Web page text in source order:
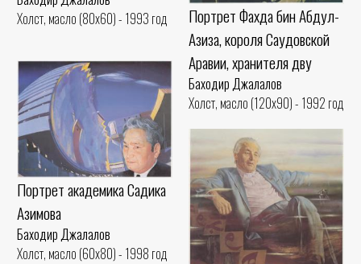
Холст, масло (80x60) - 1993 год
Портрет Фахда бин Абдул-
Азиза, короля Саудовской
Аравии, хранителя дву
Баходир Джалалов
Холст, масло (120x90) - 1992 год
Портрет академика Садика
Азимова
Баходир Джалалов
Холст, масло (60x80) - 1998 год